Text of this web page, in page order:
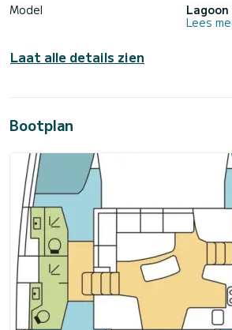
Model
Lees
Laat alle details zien
Bootplan